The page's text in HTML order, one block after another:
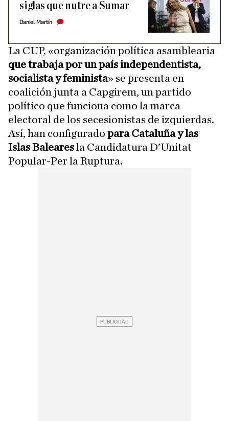
siglas que nutre a Sumar
Daniel Martín
La CUP, «organización política asamblearia
que trabaja por un país independentista,
socialista y feminista» se presenta en
coalición junta a Capgirem, un partido
político que funciona como la marca
electoral de los secesionistas de izquierdas.
Así, han configurado para Cataluña y las
Islas Balearesla Candidatura D'Unitat
Popular-Per la Ruptura.